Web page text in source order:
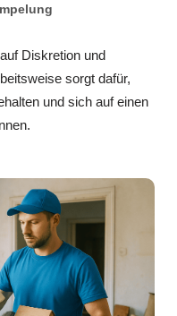
Diskretion und
sorgt dafür,
und sich auf einen